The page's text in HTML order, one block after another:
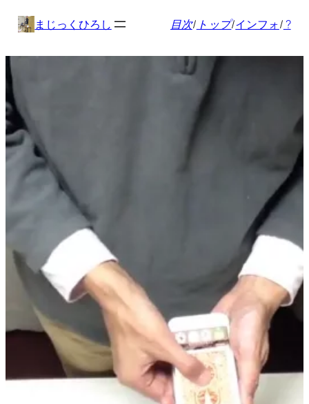
ス
キ
ッ
プ
まじっくひろし 目次/ トップ/インフォ/ ?